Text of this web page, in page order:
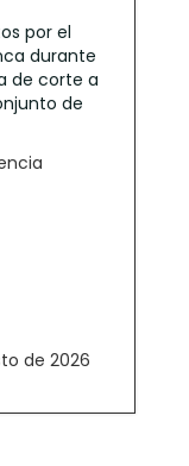
por el
durante
de corte a
de
de 2026